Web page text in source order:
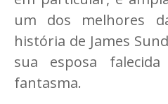
um dos melhores
história de James
sua esposa
fantasma.